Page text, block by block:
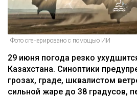
Фото сгенерировано с помощью ИИ
29 июня погода резко
Казахстана. Синоптики
грозах, граде, шквалистом
сильной жаре до 38 градусов,